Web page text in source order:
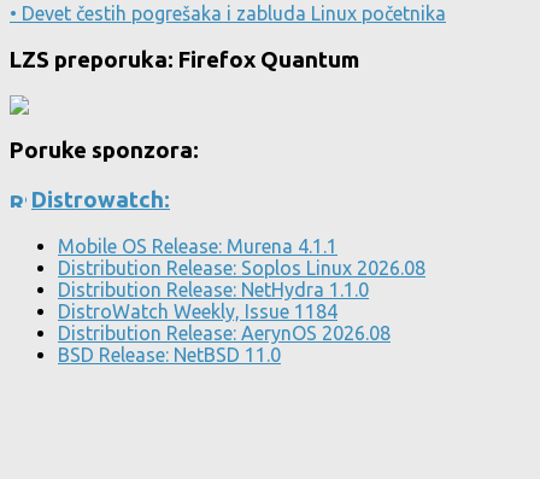
• Devet čestih pogrešaka i zabluda Linux početnika
LZS preporuka: Firefox Quantum
Poruke sponzora:
Distrowatch:
Mobile OS Release: Murena 4.1.1
Distribution Release: Soplos Linux 2026.08
Distribution Release: NetHydra 1.1.0
DistroWatch Weekly, Issue 1184
Distribution Release: AerynOS 2026.08
BSD Release: NetBSD 11.0